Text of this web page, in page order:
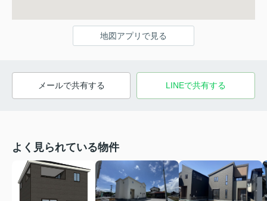
地図アプリで見る
メールで共有する LINEで共有する
よく見られている物件